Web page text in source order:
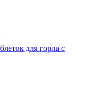
для горла с